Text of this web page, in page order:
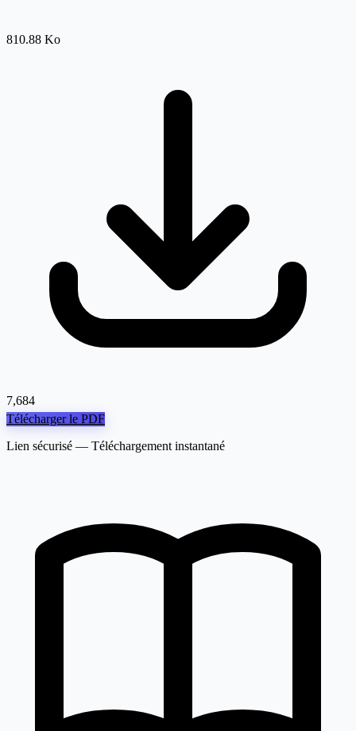
810.88 Ko
7,684
Télécharger le PDF
Lien sécurisé — Téléchargement instantané